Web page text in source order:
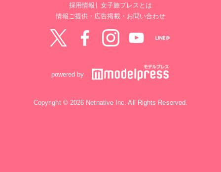
採用情報
女子旅プレスとは
情報ご提供・広告掲載・お問い合わせ
powered by
Copyright © 2026 Netnative Inc. All Rights Reserved.